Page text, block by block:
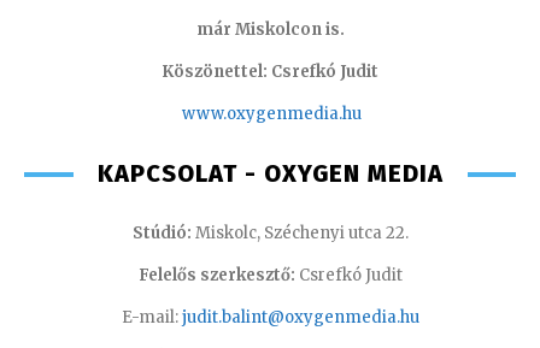
már Miskolcon is.
Köszönettel: Csrefkó Judit
www.oxygenmedia.hu
KAPCSOLAT - OXYGEN MEDIA
Stúdió: Miskolc, Széchenyi utca 22.
Felelős szerkesztő: Csrefkó Judit
E-mail:judit.balint@oxygenmedia.hu